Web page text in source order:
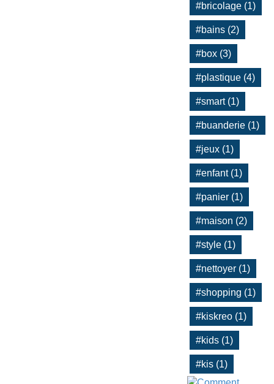
#bricolage (1)
#bains (2)
#box (3)
#plastique (4)
#smart (1)
#buanderie (1)
#jeux (1)
#enfant (1)
#panier (1)
#maison (2)
#style (1)
#nettoyer (1)
#shopping (1)
#kiskreo (1)
#kids (1)
#kis (1)